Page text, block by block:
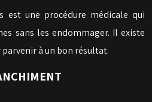
est une procédure médicale qui
sans les endommager. Il existe
à un bon résultat.